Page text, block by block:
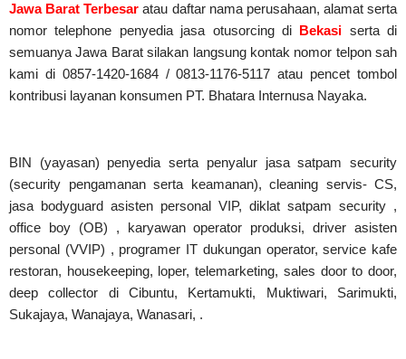
Jawa Barat Terbesar atau daftar nama perusahaan, alamat serta
nomor telephone penyedia jasa otusorcing di Bekasi serta di
semuanya Jawa Barat silakan langsung kontak nomor telpon sah
kami di 0857-1420-1684 / 0813-1176-5117 atau pencet tombol
kontribusi layanan konsumen PT. Bhatara Internusa Nayaka.
BIN (yayasan) penyedia serta penyalur jasa satpam security
(security pengamanan serta keamanan), cleaning servis- CS,
jasa bodyguard asisten personal VIP, diklat satpam security ,
office boy (OB) , karyawan operator produksi, driver asisten
personal (VVIP) , programer IT dukungan operator, service kafe
restoran, housekeeping, loper, telemarketing, sales door to door,
deep collector di Cibuntu, Kertamukti, Muktiwari, Sarimukti,
Sukajaya, Wanajaya, Wanasari, .